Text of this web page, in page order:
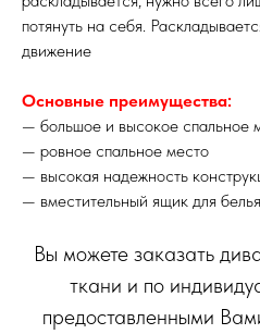
потянуть на себя.
движение
Основные преимущества:
— большое и высокое спальное
— ровное спальное место
— высокая надежность
— вместительный ящик для
Вы можете заказать
ткани и по
предоставленными